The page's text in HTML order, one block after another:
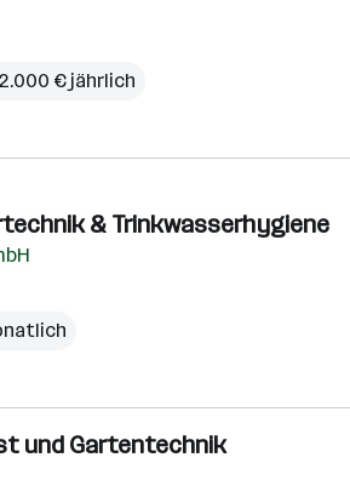
€ jährlich
& Trinkwasserhygiene
und Gartentechnik